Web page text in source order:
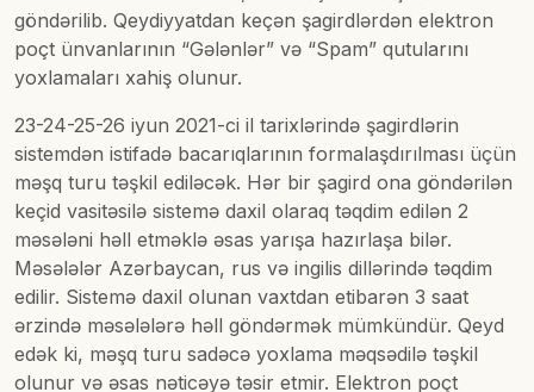
göndərilib. Qeydiyyatdan keçən şagirdlərdən elektron
poçt ünvanlarının “Gələnlər” və “Spam” qutularını
yoxlamaları xahiş olunur.
23-24-25-26 iyun 2021-ci il tarixlərində şagirdlərin
sistemdən istifadə bacarıqlarının formalaşdırılması üçün
məşq turu təşkil ediləcək. Hər bir şagird ona göndərilən
keçid vasitəsilə sistemə daxil olaraq təqdim edilən 2
məsələni həll etməklə əsas yarışa hazırlaşa bilər.
Məsələlər Azərbaycan, rus və ingilis dillərində təqdim
edilir. Sistemə daxil olunan vaxtdan etibarən 3 saat
ərzində məsələlərə həll göndərmək mümkündür. Qeyd
edək ki, məşq turu sadəcə yoxlama məqsədilə təşkil
olunur və əsas nəticəyə təsir etmir. Elektron poçt